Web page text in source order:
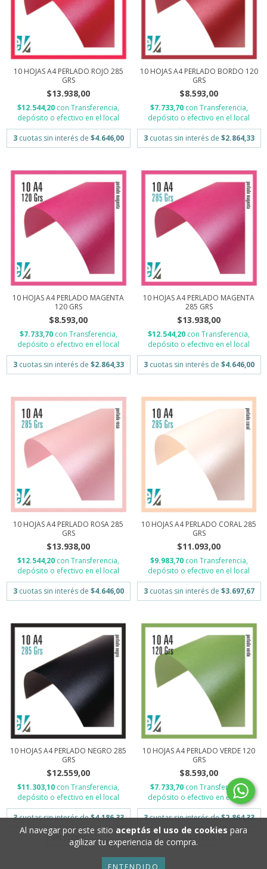
Al navegar por este sitio aceptás el uso de cookies para
agilizar tu experiencia de compra.
ENTENDIDO
10 HOJAS A4 PERLADO ROJO 285
GRS
$13.938,00
$12.544,20 con Transferencia,
depósito o efectivo en el local
3 cuotas sin interés de $4.646,00
10 HOJAS A4 PERLADO BORDO 120
GRS
$8.593,00
$7.733,70 con Transferencia,
depósito o efectivo en el local
3 cuotas sin interés de $2.864,33
10 HOJAS A4 PERLADO MAGENTA
120 GRS
$8.593,00
$7.733,70 con Transferencia,
depósito o efectivo en el local
3 cuotas sin interés de $2.864,33
10 HOJAS A4 PERLADO MAGENTA
285 GRS
$13.938,00
$12.544,20 con Transferencia,
depósito o efectivo en el local
3 cuotas sin interés de $4.646,00
10 HOJAS A4 PERLADO ROSA 285
GRS
$13.938,00
$12.544,20 con Transferencia,
depósito o efectivo en el local
3 cuotas sin interés de $4.646,00
10 HOJAS A4 PERLADO CORAL 285
GRS
$11.093,00
$9.983,70 con Transferencia,
depósito o efectivo en el local
3 cuotas sin interés de $3.697,67
10 HOJAS A4 PERLADO NEGRO 285
GRS
$12.559,00
$11.303,10 con Transferencia,
depósito o efectivo en el local
3cuotas sin interés de$4.186,33
SIN STOCK
10 HOJAS A4 PERLADO VERDE 120
GRS
$8.593,00
$7.733,70 con Transferencia,
depósito o efectivo en el local
3cuotas sin interés de$2.864,33